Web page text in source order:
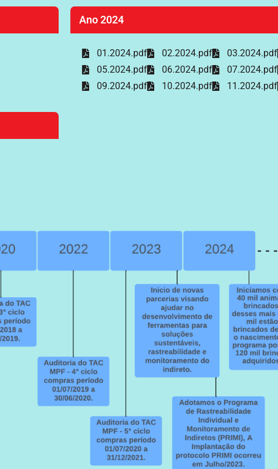
Ano 2024
01.2024.pdf 02.2024.pdf 03.2024.pdf
05.2024.pdf
06.2024.pdf 07.2024.pdf
09.2024.pdf
10.2024.pdf 11.2024.pdf